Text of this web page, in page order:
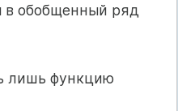
в обобщенный ряд
лишь функцию